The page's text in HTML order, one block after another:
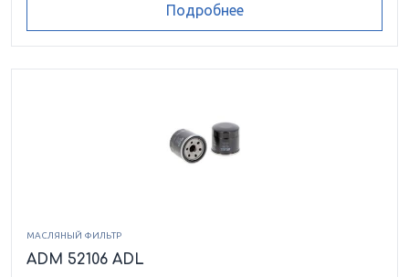
Подробнее
МАСЛЯНЫЙ ФИЛЬТР
ADM 52106 ADL